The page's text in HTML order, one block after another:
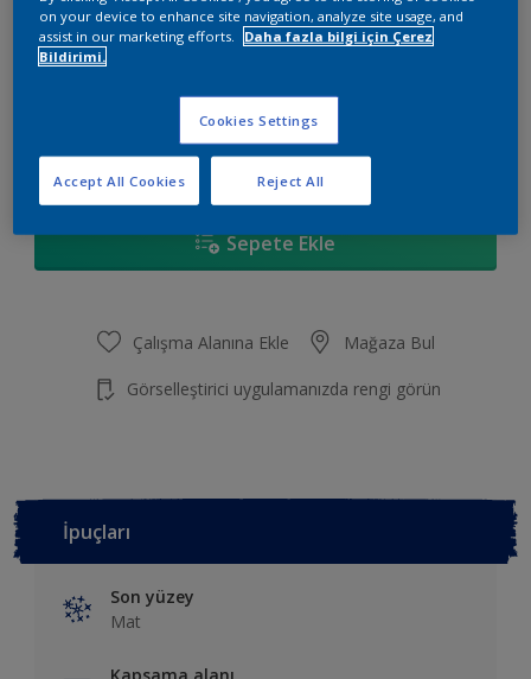
Boyut
2,5 L 7,5 L 15 L
Boya Hesaplayıcı
Hesapla
Sepete Ekle
Çalışma Alanına Ekle Mağaza Bul
Görselleştirici uygulamanızda rengi görün
İpuçları
Son yüzey
Mat
on your device to enhance site navigation, analyze site usage, and
assist in our marketing efforts.
Daha fazla bilgi için Çerez
Bildirimi.
Cookies Settings
Reject All
Accept All Cookies